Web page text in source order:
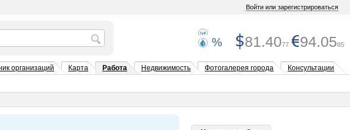
Войти или зарегистрироваться
% 81.4077 94.0585
организаций Карта Работа Недвижимость Фотогалерея города Консультации